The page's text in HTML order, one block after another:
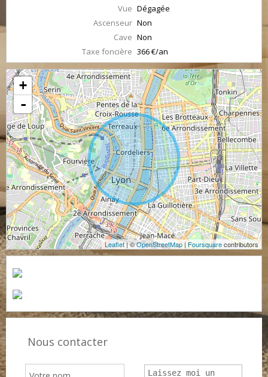
Vue Dégagée
Ascenseur Non
Cave Non
Taxe foncière 366 €/an
+
-
Leaflet| ©OpenStreetMap|Foursquarecontributors
Nous contacter